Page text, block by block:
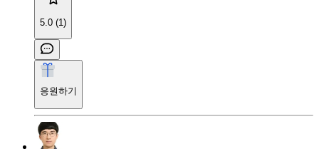
5.0 (1)
응원하기